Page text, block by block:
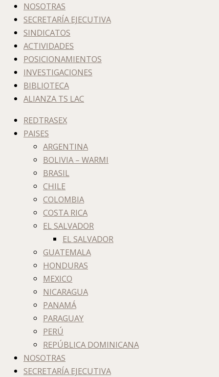
NOSOTRAS
SECRETARÍA EJECUTIVA
SINDICATOS
ACTIVIDADES
POSICIONAMIENTOS
INVESTIGACIONES
BIBLIOTECA
ALIANZA TS LAC
REDTRASEX
PAISES
ARGENTINA
BOLIVIA – WARMI
BRASIL
CHILE
COLOMBIA
COSTA RICA
EL SALVADOR
EL SALVADOR
GUATEMALA
HONDURAS
MEXICO
NICARAGUA
PANAMÁ
PARAGUAY
PERÚ
REPÚBLICA DOMINICANA
NOSOTRAS
SECRETARÍA EJECUTIVA